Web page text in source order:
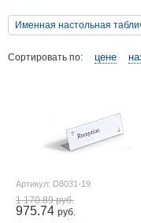
Именная настольная
Сортировать по: цене
Артикул: D8031-19
1 170.89 руб.
975.74 руб.